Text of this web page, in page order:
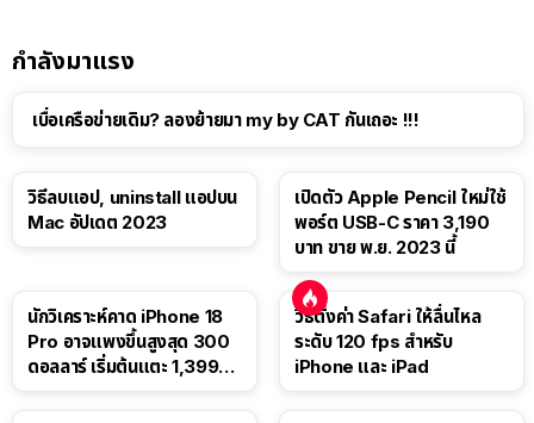
กำลังมาแรง
เบื่อเครือข่ายเดิม? ลองย้ายมา my by CAT กันเถอะ !!!
วิธีลบแอป, uninstall แอปบน
Mac อัปเดต 2023
เปิดตัว Apple Pencil ใหม่ใช้
พอร์ต USB-C ราคา 3,190
บาท ขาย พ.ย. 2023 นี้
นักวิเคราะห์คาด iPhone 18
Pro อาจแพงขึ้นสูงสุด 300
ดอลลาร์ เริ่มต้นแตะ 1,399
วิธีตั้งค่า Safari ให้ลื่นไหล
ระดับ 120 fps สำหรับ
iPhone และ iPad